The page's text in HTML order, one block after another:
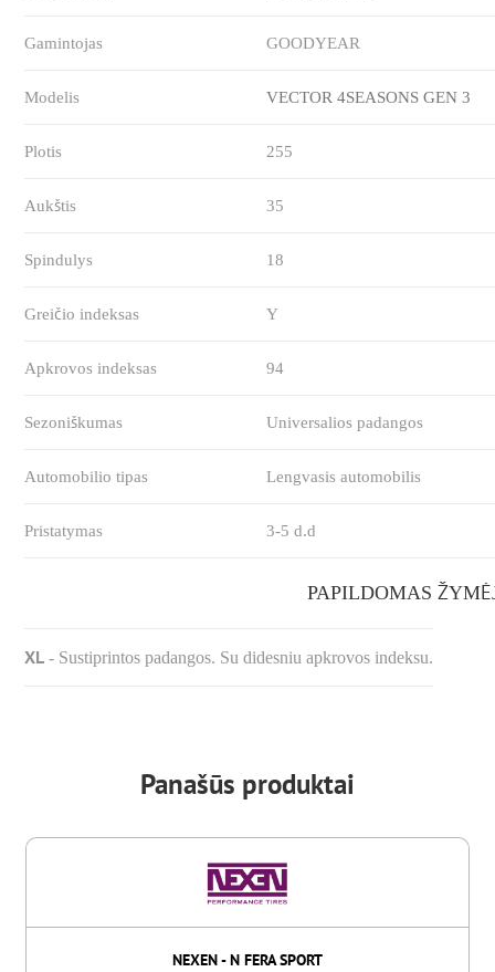
Gamintojas GOODYEAR
Modelis VECTOR 4SEASONS GEN 3
Plotis 255
Aukštis 35
Spindulys 18
Greičio indeksas Y
Apkrovos indeksas 94
Sezoniškumas Universalios padangos
Automobilio tipas Lengvasis automobilis
Pristatymas 3-5 d.d
PAPILDOMAS
XL - Sustiprintos padangos. Su didesniu apkrovos indeksu.
Panašūs produktai
NEXEN - N FERA SPORT